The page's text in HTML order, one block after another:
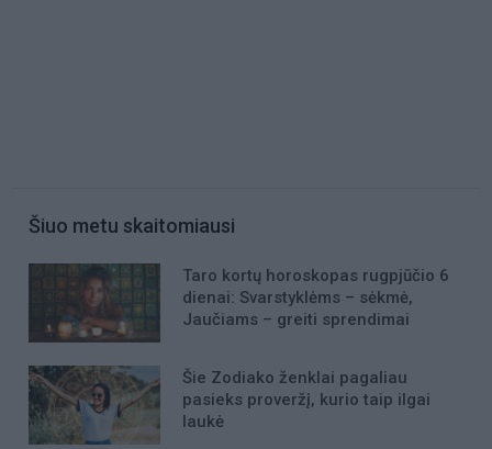
Šiuo metu skaitomiausi
Taro kortų horoskopas rugpjūčio 6
dienai: Svarstyklėms – sėkmė,
Jaučiams – greiti sprendimai
Šie Zodiako ženklai pagaliau
pasieks proveržį, kurio taip ilgai
laukė